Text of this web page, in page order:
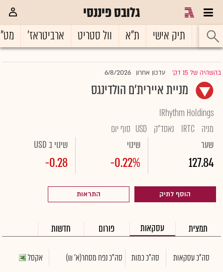
גלובס פיננסי
ראשי תיק אישי ת"א וול סטריט ארביטראז'
בהשהיה של 15 דק' |עדכון אחרון 6/8/2026
מניית איירית'ם הולדינגס
IRhythm Holdings
מניה IRTC נאסד"ק USD סוף יום
שער
127.84
שינוי
-0.22%
שינוי ב USD
-0.28
הוסף לתיק התראות
תמצית עסקאות פורום חדשות
סה"כ עסקאות סה"כ כמות סה"כ נפח מסחר(א' ₪) אקסל